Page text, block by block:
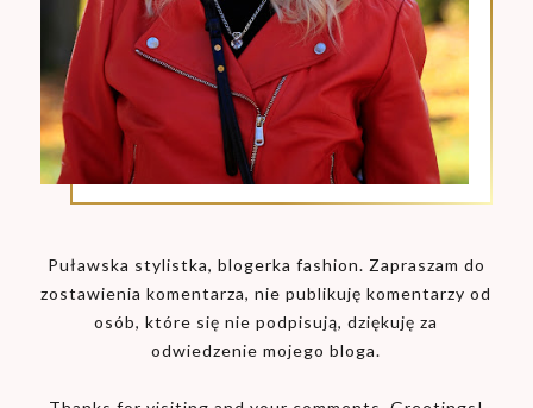
Puławska stylistka, blogerka fashion. Zapraszam do
zostawienia komentarza, nie publikuję komentarzy od
osób, które się nie podpisują, dziękuję za
odwiedzenie mojego bloga.